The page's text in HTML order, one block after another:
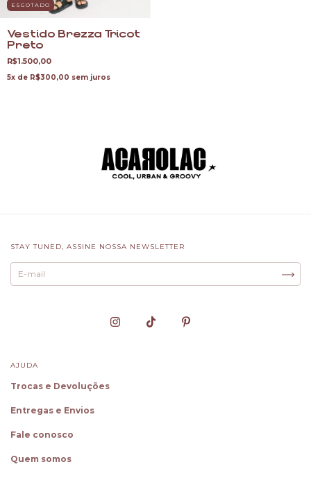
ESGOTADO
Vestido Brezza Tricot
Preto
R$1.500,00
5x de R$300,00 sem juros
STAY TUNED, ASSINE NOSSA NEWSLETTER
AJUDA
Trocas e Devoluções
Entregas e Envios
Fale conosco
Quem somos